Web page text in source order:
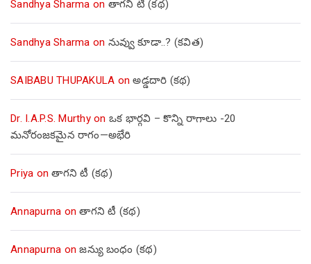
Sandhya Sharma on తాగని టీ (కథ)
Sandhya Sharma on నువ్వు కూడా..? (కవిత)
SAIBABU THUPAKULA onఅడ్డదారి (కథ)
Dr. I.A.P.S. Murthyon ఒక భార్గవి – కొన్ని రాగాలు -20
మనోరంజకమైన రాగం—అభేరి
Priya onతాగని టీ (కథ)
Annapurna onతాగని టీ (కథ)
Annapurna onజన్యు బంధం (కథ)